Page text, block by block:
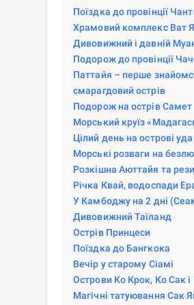
Поїздка до провінції
Храмовий комплекс Ват
Дивовижний і давній
Подорож до провінції
Паттайя – перше
смарагдовий острів
Подорож на острів Самет
Морський круїз
Цілий день на острові
Морські розваги на
Розкішна Аюттайя та
Річка Квай, водоспади
У Камбоджу на 2 дні
Дивовижний Таїланд
Острів Принцеси
Поїздка до Бангкока
Вечір у старому Сіамі
Острови Ко Крок, Ко Сак
Магічні татуювання Сак